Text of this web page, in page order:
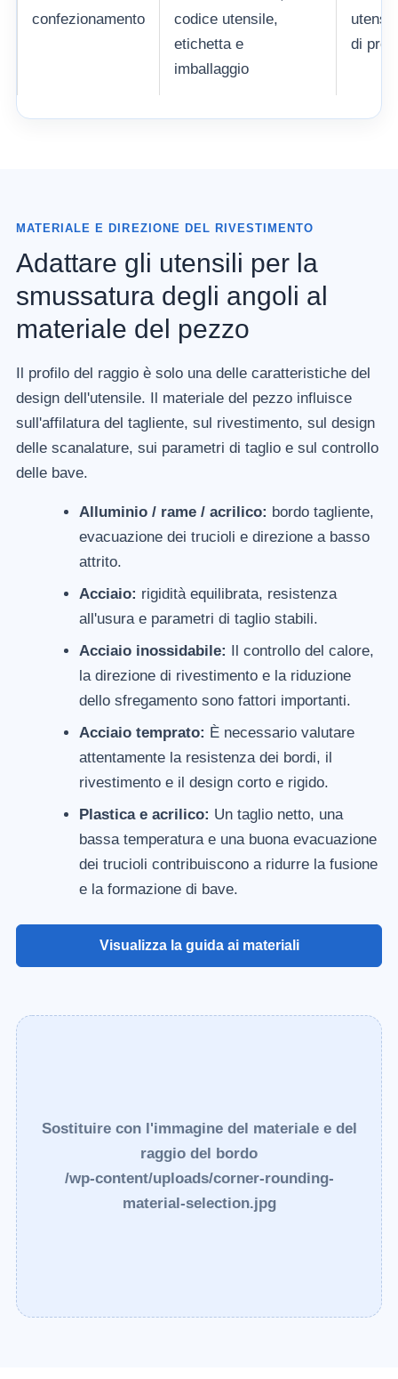
confezionamento
codice utensile,
etichetta e
imballaggio
di
MATERIALE E DIREZIONE DEL RIVESTIMENTO
Adattare gli utensili per la
smussatura degli angoli al
materiale del pezzo
Il profilo del raggio è solo una delle caratteristiche del
design dell'utensile. Il materiale del pezzo influisce
sull'affilatura del tagliente, sul rivestimento, sul design
delle scanalature, sui parametri di taglio e sul controllo
delle bave.
Alluminio / rame / acrilico: bordo tagliente,
evacuazione dei trucioli e direzione a basso
attrito.
Acciaio: rigidità equilibrata, resistenza
all'usura e parametri di taglio stabili.
Acciaio inossidabile: Il controllo del calore,
la direzione di rivestimento e la riduzione
dello sfregamento sono fattori importanti.
Acciaio temprato: È necessario valutare
attentamente la resistenza dei bordi, il
rivestimento e il design corto e rigido.
Plastica e acrilico: Un taglio netto, una
bassa temperatura e una buona evacuazione
dei trucioli contribuiscono a ridurre la fusione
e la formazione di bave.
Visualizza la guida ai materiali
Sostituire con l'immagine del materiale e del
raggio del bordo
/wp-content/uploads/corner-rounding-
material-selection.jpg